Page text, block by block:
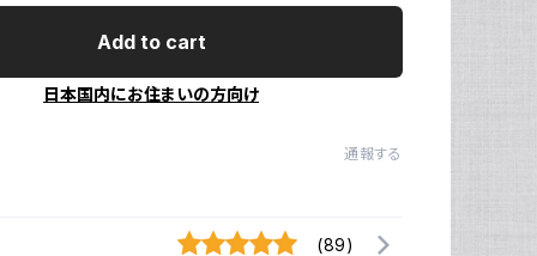
Add to cart
日本国内にお住まいの方向け
通報する
(89)